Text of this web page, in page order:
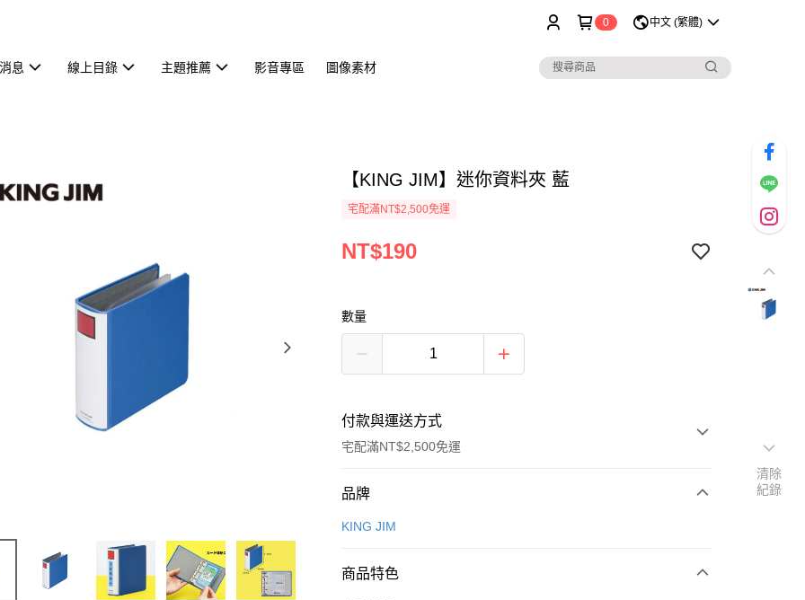
0 中文 (繁體)
息 線上目錄 主題推薦 影音專區 圖像素材
【KING JIM】迷你資料夾 藍
宅配滿NT$2,500免運
NT$190
數量
付款與運送方式
宅配滿NT$2,500免運
付款方式
信用卡一次付款
品牌
KING JIM
商品特色
清除
紀錄